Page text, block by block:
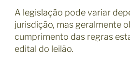
A legislação pode variar
jurisdição, mas geralmente
cumprimento das regras
edital do leilão.